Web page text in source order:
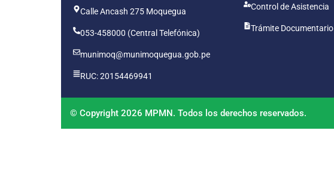
Calle Ancash 275 Moquegua
053-458000 (Central Telefónica)
munimoq@munimoquegua.gob.pe
RUC: 20154469941
Control de Asistencia
Trámite Documentario
© Copyright 2026 MPMN. Todos los derechos reservados.